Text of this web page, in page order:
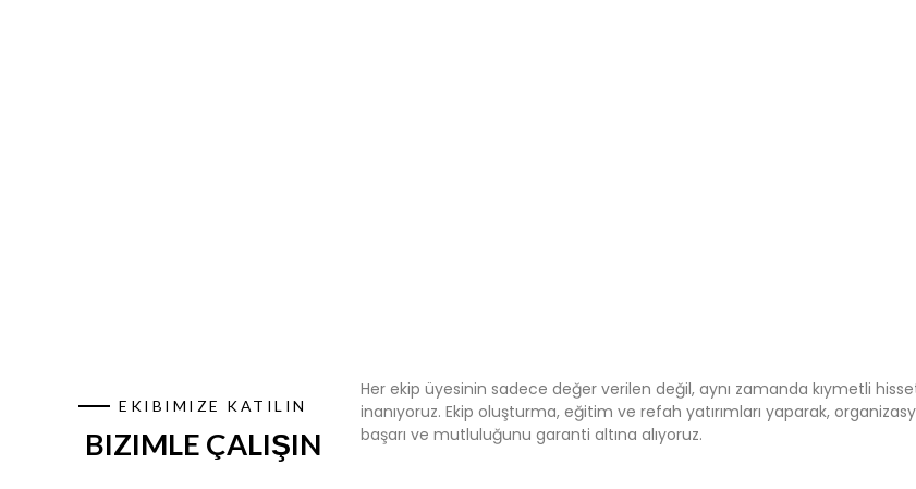
EKIBIMIZE KATILIN
BIZIMLE ÇALIŞIN
Her ekip üyesinin sadece değer verilen değil, aynı zamanda kıymetli
inanıyoruz. Ekip oluşturma, eğitim ve refah yatırımları yaparak,
başarı ve mutluluğunu garanti altına alıyoruz.